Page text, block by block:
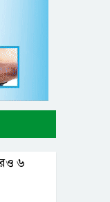
৬